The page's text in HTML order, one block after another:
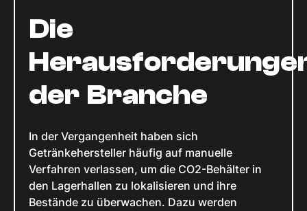
Die
der Branche
In der Vergangenheit haben sich
Getränkehersteller häufig auf manuelle
Verfahren verlassen, um die CO2-Behälter in
den Lagerhallen zu lokalisieren und ihre
Bestände zu überwachen. Dazu werden